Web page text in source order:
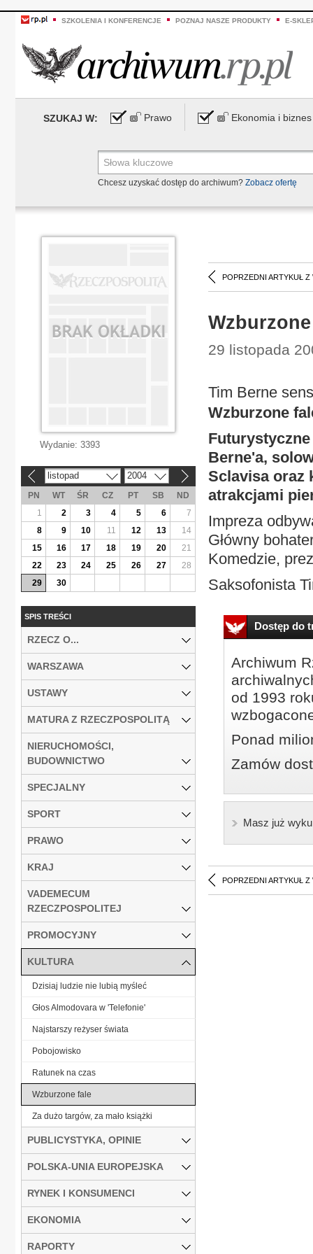
SZKOLENIA I KONFERENCJE POZNAJ NASZE PRODUKTY E-
SZUKAJ W: Prawo Ekonomia i biznes
Chcesz uzyskać dostęp do archiwum? Zobacz ofertę
POPRZEDNI ARTYKUŁ Z
29 listopada
Tim Berne
Wzburzone
Berne'a,
Sclavisa oraz
atrakcjami
Impreza
Główny
Komedzie,
Saksofonista
Dostęp do
Archiwum
od 1993
Ponad
Zamów
Masz już
POPRZEDNI ARTYKUŁ Z
Wydanie: 3393
listopad 2004
PN WT ŚR CZ PT SB
ND
1
2 3 4 5 6
7
8
9 10 11 12 13
14
15
16 17 18 19 20
21
22
23 24 25 26 27
28
29
30
SPIS TREŚCI
RZECZ O...
WARSZAWA
USTAWY
MATURA Z RZECZPOSPOLITĄ
NIERUCHOMOŚCI,
BUDOWNICTWO
SPECJALNY
SPORT
PRAWO
KRAJ
VADEMECUM
RZECZPOSPOLITEJ
PROMOCYJNY
KULTURA
Dzisiaj ludzie nie lubią myśleć
Głos Almodovara w 'Telefonie'
Najstarszy reżyser świata
Pobojowisko
Ratunek na czas
Wzburzone fale
Za dużo targów, za mało książki
PUBLICYSTYKA, OPINIE
POLSKA-UNIA EUROPEJSKA
RYNEK I KONSUMENCI
EKONOMIA
RAPORTY